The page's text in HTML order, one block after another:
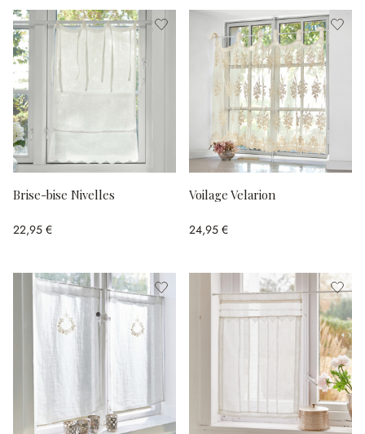
Brise-bise Nivelles
22,95 €
Voilage Velarion
24,95 €